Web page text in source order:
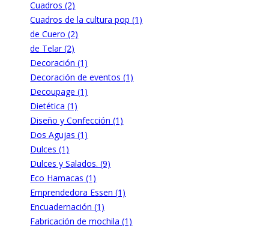
Cuadros (2)
Cuadros de la cultura pop (1)
de Cuero (2)
de Telar (2)
Decoración (1)
Decoración de eventos (1)
Decoupage (1)
Dietética (1)
Diseño y Confección (1)
Dos Agujas (1)
Dulces (1)
Dulces y Salados. (9)
Eco Hamacas (1)
Emprendedora Essen (1)
Encuadernación (1)
Fabricación de mochila (1)